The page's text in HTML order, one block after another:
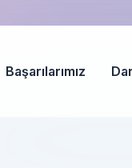
Başarılarımız